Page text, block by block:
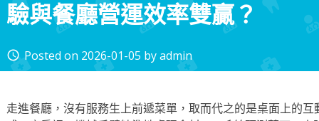
驗與餐廳營運效率雙贏？
access_time Posted on 2026-01-05 byadmin
走進餐廳，沒有服務生上前遞菜單，取而代之的是桌面上的